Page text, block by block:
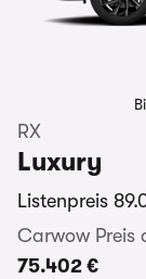
RX
Luxury
Listenpreis
Carwow Preis
75.402 €